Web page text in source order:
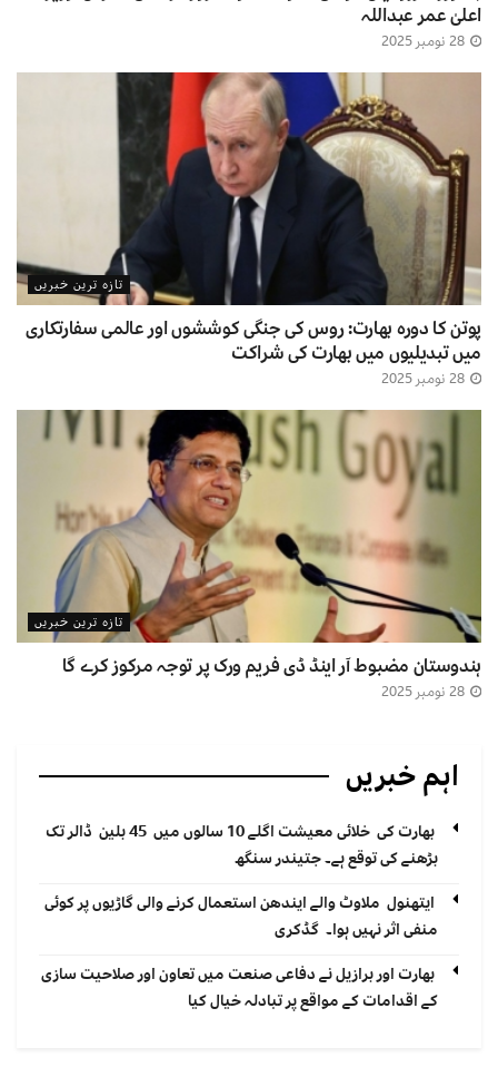
اعلیٰ عمر عبداللہ
تازہ ترین خبریں
پوتن کا دورہ بھارت: روس کی جنگی کوششوں اور عالمی سفارتکاری
میں تبدیلیوں میں بھارت کی شراکت
تازہ ترین خبریں
ہندوستان مضبوط آر اینڈ ڈی فریم ورک پر توجہ مرکوز کرے گا
اہم خبریں
بھارت کی خلائی معیشت اگلے 10 سالوں میں 45 بلین ڈالر تک
بڑھنے کی توقع ہے۔ جتیندر سنگھ
ایتھنول ملاوٹ والے ایندھن استعمال کرنے والی گاڑیوں پر کوئی
منفی اثر نہیں ہوا۔ گڈکری
بھارت اور برازیل نے دفاعی صنعت میں تعاون اور صلاحیت سازی
کے اقدامات کے مواقع پر تبادلہ خیال کیا